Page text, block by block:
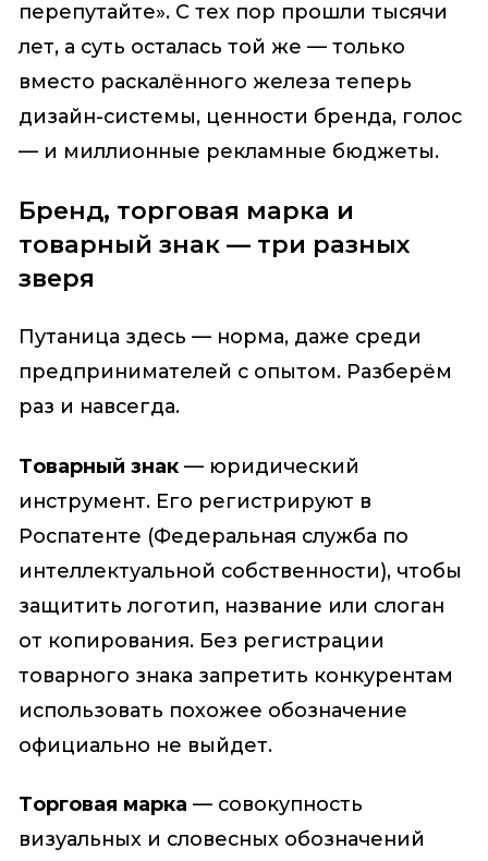
перепутайте». С тех пор прошли тысячи
лет, а суть осталась той же — только
вместо раскалённого железа теперь
дизайн-системы, ценности бренда, голос
— и миллионные рекламные бюджеты.
Бренд, торговая марка и
товарный знак — три разных
зверя
Путаница здесь — норма, даже среди
предпринимателей с опытом. Разберём
раз и навсегда.
Товарный знак— юридический
инструмент. Его регистрируют в
Роспатенте (Федеральная служба по
интеллектуальной собственности), чтобы
защитить логотип, название или слоган
от копирования. Без регистрации
товарного знака запретить конкурентам
использовать похожее обозначение
официально не выйдет.
Торговая марка — совокупность
визуальных и словесных обозначений